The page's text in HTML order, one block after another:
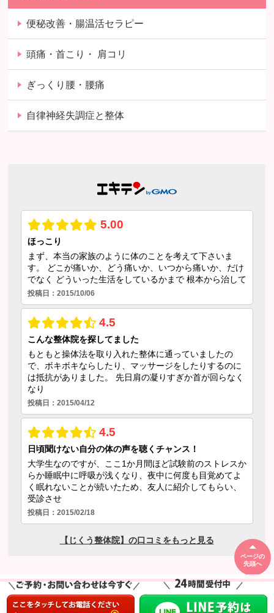
便秘改善・腸温活セラピー
頭痛・首こり・ 肩コリ
ぎっくり腰・腰痛
自律神経失調症と整体
ページの
先頭へ